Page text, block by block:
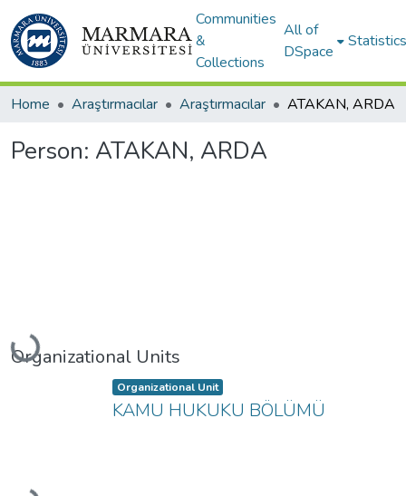
Communities
&
Collections
All of
DSpace
Statistics
Home Araştırmacılar Araştırmacılar ATAKAN, ARDA
Person: ATAKAN, ARDA
Loading...
Organizational Units
Item type:
Organizational Unit ,
KAMU HUKUKU BÖLÜMÜ